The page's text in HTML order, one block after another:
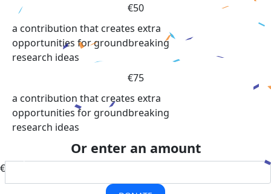
€50
a contribution that creates extra
opportunities for groundbreaking
research ideas
€75
a contribution that creates extra
opportunities for groundbreaking
research ideas
Or enter an amount
€